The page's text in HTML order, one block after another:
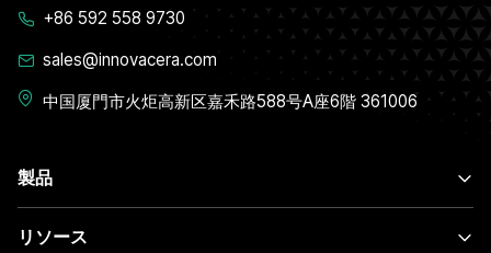
製品
リソース
+86 592 558 9730
sales@innovacera.com
中国厦門市火炬高新区嘉禾路588号A座6階 361006